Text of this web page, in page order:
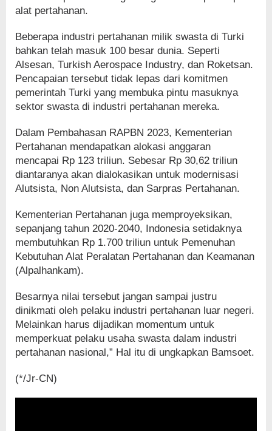
alat pertahanan.
Beberapa industri pertahanan milik swasta di Turki
bahkan telah masuk 100 besar dunia. Seperti
Alsesan, Turkish Aerospace Industry, dan Roketsan.
Pencapaian tersebut tidak lepas dari komitmen
pemerintah Turki yang membuka pintu masuknya
sektor swasta di industri pertahanan mereka.
Dalam Pembahasan RAPBN 2023, Kementerian
Pertahanan mendapatkan alokasi anggaran
mencapai Rp 123 triliun. Sebesar Rp 30,62 triliun
diantaranya akan dialokasikan untuk modernisasi
Alutsista, Non Alutsista, dan Sarpras Pertahanan.
Kementerian Pertahanan juga memproyeksikan,
sepanjang tahun 2020-2040, Indonesia setidaknya
membutuhkan Rp 1.700 triliun untuk Pemenuhan
Kebutuhan Alat Peralatan Pertahanan dan Keamanan
(Alpalhankam).
Besarnya nilai tersebut jangan sampai justru
dinikmati oleh pelaku industri pertahanan luar negeri.
Melainkan harus dijadikan momentum untuk
memperkuat pelaku usaha swasta dalam industri
pertahanan nasional,” Hal itu di ungkapkan Bamsoet.
(*/Jr-CN)